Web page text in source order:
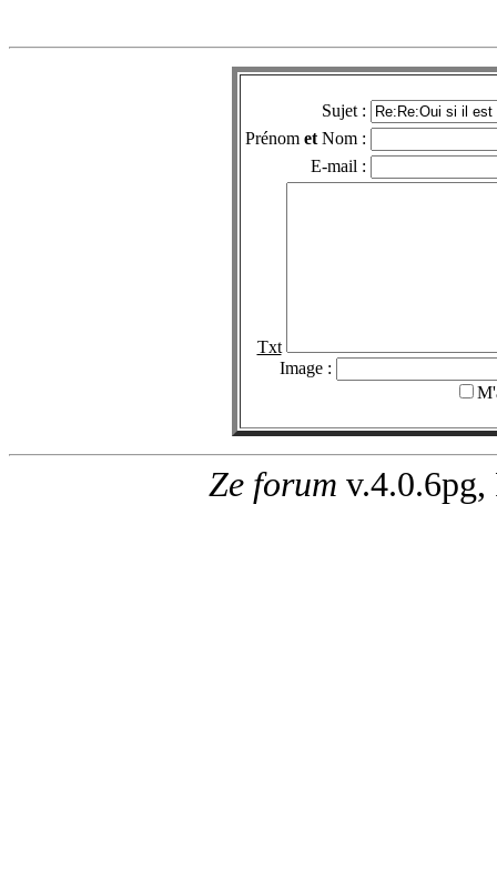
Sujet :
Prénom et Nom :
E-mail :
Txt
Image :
Ze forum